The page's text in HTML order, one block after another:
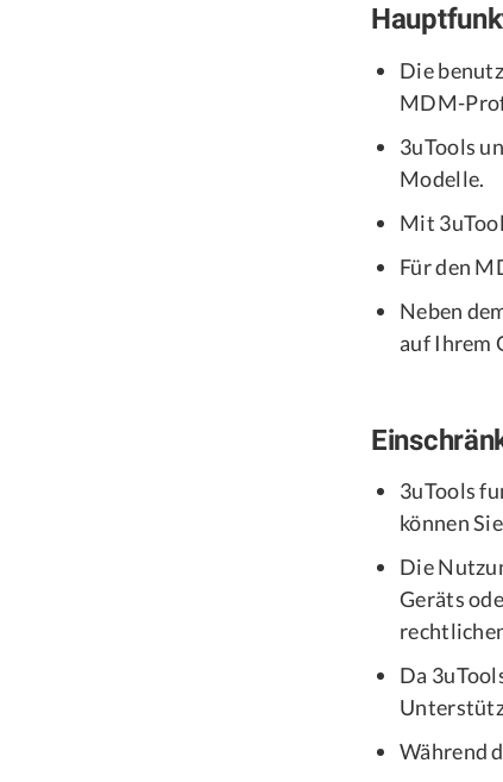
Die
MDM-
3uTools
Modelle.
Mit
Für den
Neben
auf Ihrem
3uTools
können
Die
Geräts
Da
Während